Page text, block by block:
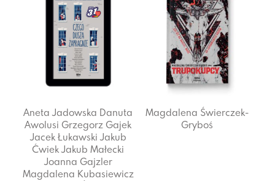
Aneta Jadowska Danuta
Awolusi Grzegorz Gajek
Jacek ŁukawskiJakub
ĆwiekJakub Małecki
Joanna Gajzler
Magdalena Kubasiewicz
Magdalena Świerczek-
Gryboś